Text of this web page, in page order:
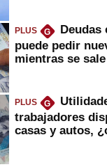
PLUS G
puede pedir
mientras se
PLUS G
trabajadores
casas y autos,